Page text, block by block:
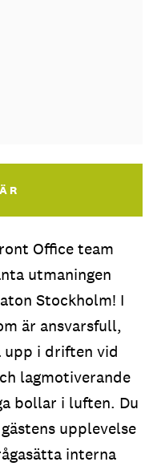
Office team
utmaningen
Stockholm! I
är ansvarsfull,
upp i driften vid
lagmotiverande
bollar i luften. Du
upplevelse
interna